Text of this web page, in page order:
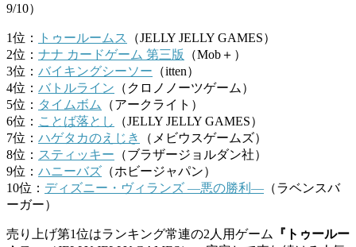
9/10）
1位： トゥールームス
（JELLY JELLY GAMES）
2位： ナナ カードゲーム 第三版
（Mob＋）
3位： バイキングシーソー （itten）
4位： バトルライン （クロノノーツゲーム）
5位： タイムボム
（アークライト）
6位： ことば落とし
（JELLY JELLY GAMES）
7位： ハゲタカのえじき
（メビウスゲームズ）
8位： スティッキー （ブラザージョルダン社）
9位： ハニーバズ （ホビージャパン）
10位： ディズニー・ヴィランズ ―悪の勝利― （ラベンスバ
ーガー）
売り上げ第1位はランキング常連の2人用ゲーム
『トゥールー